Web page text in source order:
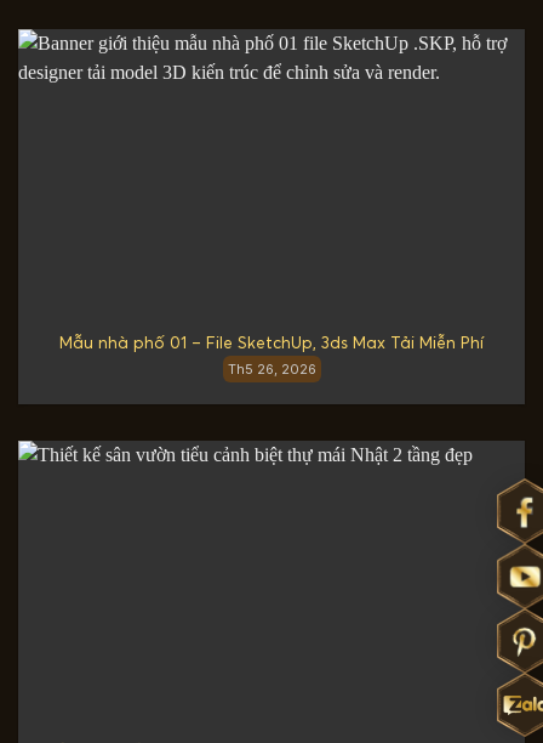
Mẫu nhà phố 01 – File SketchUp, 3ds Max Tải Miễn Phí
Th5 26, 2026